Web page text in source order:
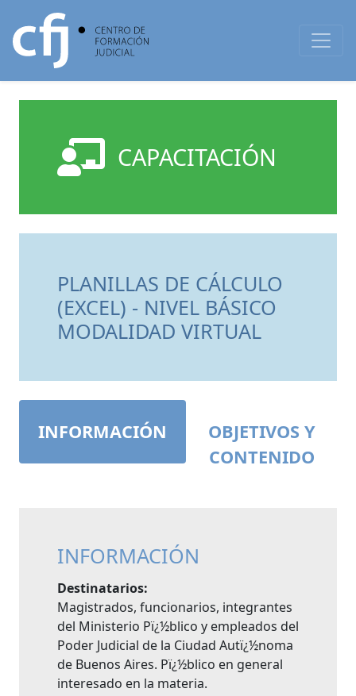
CAPACITACIÓN
PLANILLAS DE CÁLCULO
(EXCEL) - NIVEL BÁSICO
MODALIDAD VIRTUAL
INFORMACIÓN
OBJETIVOS Y
CONTENIDO
INFORMACIÓN
Destinatarios:
Magistrados, funcionarios, integrantes
del Ministerio Pï¿½blico y empleados del
Poder Judicial de la Ciudad Autï¿½noma
de Buenos Aires. Pï¿½blico en general
interesado en la materia.